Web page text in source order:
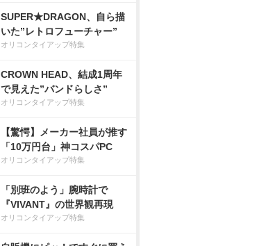
SUPER★DRAGON、自ら描
いた”レトロフューチャー”
オリコンタイアップ特集
CROWN HEAD、結成1周年
で見えた”バンドらしさ”
オリコンタイアップ特集
【驚愕】メーカー社員が推す
「10万円台」神コスパPC
オリコンタイアップ特集
「別班のよう」腕時計で
『VIVANT』の世界観再現
オリコンタイアップ特集